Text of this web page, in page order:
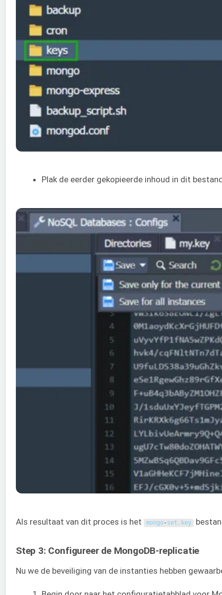
Plak de eerder gekopieerde inhoud in dit
Als resultaat van dit proces is het mongo- set . key
Step 3: Configureer de MongoDB-replicatie
Nu we de beveiliging van de instanties hebben